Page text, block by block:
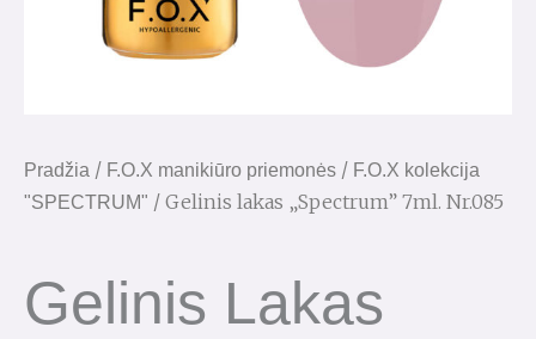
Pradžia / F.O.X manikiūro priemonės / F.O.X kolekcija
"SPECTRUM" / Gelinis lakas „Spectrum” 7ml. Nr.085
Gelinis Lakas